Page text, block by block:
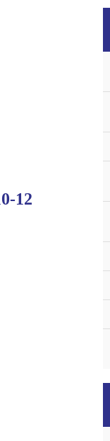
12